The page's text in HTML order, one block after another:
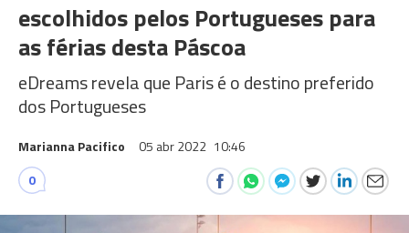
escolhidos pelos Portugueses para
as férias desta Páscoa
eDreams revela que Paris é o destino preferido
dos Portugueses
Marianna Pacifico 05 abr 2022 10:46
0